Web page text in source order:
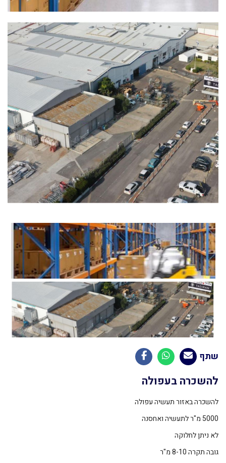
להשכרה בעפולה
להשכרה באזור תעשיה עפולה
5000 מ"ר לתעשיה ואחסנה
לא ניתן לחלוקה
גובה תקרה 8-10 מ"ר
שתף